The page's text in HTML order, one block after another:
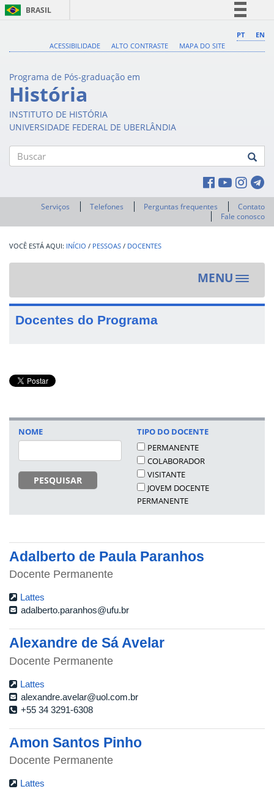
BRASIL
Comunica BR
PT
EN
ACESSIBILIDADE
ALTO CONTRASTE MAPA DO SITE
Programa de Pós-graduação em
História
INSTITUTO DE HISTÓRIA
UNIVERSIDADE FEDERAL DE UBERLÂNDIA
Serviços Telefones Perguntas frequentes
Contato
Fale conosco
INÍCIO / PESSOAS / DOCENTES
MENU
Toggle
Docentes do Programa
NOME
PESQUISAR
TIPO DO DOCENTE
PERMANENTE
COLABORADOR
VISITANTE
JOVEM DOCENTE
PERMANENTE
Adalberto de Paula Paranhos
Docente Permanente
Lattes
adalberto.paranhos@ufu.br
Alexandre de Sá Avelar
Docente Permanente
Lattes
alexandre.avelar@uol.com.br
+55 34 3291-6308
Amon Santos Pinho
Docente Permanente
Lattes